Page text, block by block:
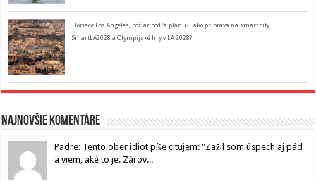
Horiace Los Angeles, požiar podľa plánu? ..ako príprava na smart city
SmartLA2028 a Olympijské hry v LA 2028?
Najnovšie komentáre
Padre: Tento ober idiot píše citujem: "Zažil som úspech aj pád
a viem, aké to je. Zárov...